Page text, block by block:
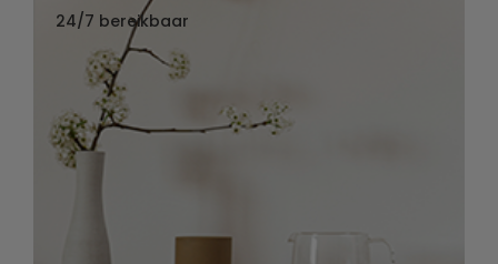
24/7 bereikbaar